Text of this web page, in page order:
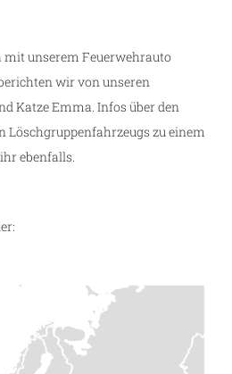
mit unserem Feuerwehrauto
wir von unseren
Katze Emma. Infos über den
Löschgruppenfahrzeugs zu einem
ebenfalls.